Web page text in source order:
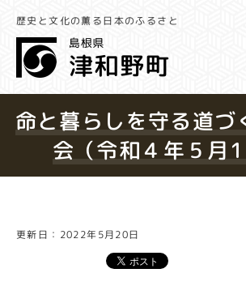
歴史と文化の薫る日本のふるさと
命と暮らしを守る道づ
会（令和４年５月1
更新日：2022年5月20日